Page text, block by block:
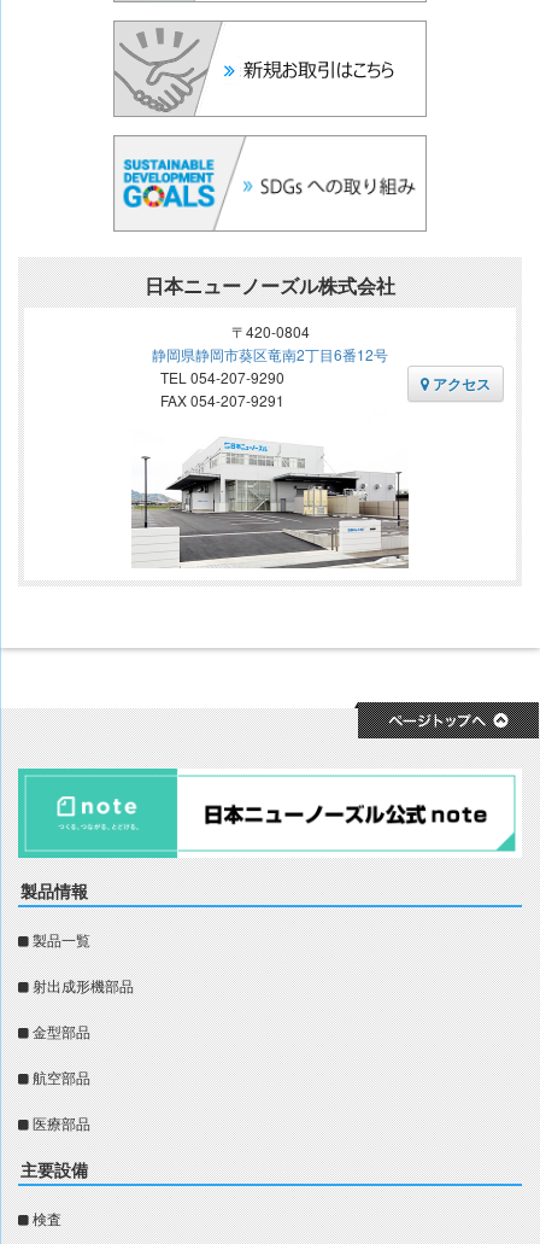
日本ニューノーズル株式会社
〒420-0804
静岡県静岡市葵区竜南2丁目6番12号
アクセス
TEL 054-207-9290
FAX 054-207-9291
製品情報
製品一覧
射出成形機部品
金型部品
航空部品
医療部品
主要設備
検査